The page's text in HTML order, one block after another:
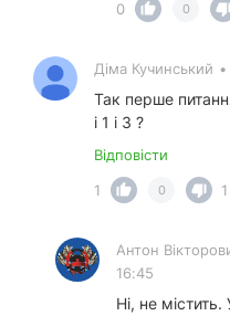
0
0
Діма Кучинський •
Так перше
і 1 і 3 ?
Відповісти
1
0 1
Антон
16:45
Ні, не містить.